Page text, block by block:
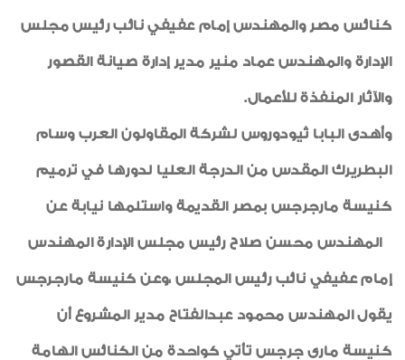
كنائس مصر والمهندس إمام عفيفي نائب رئيس مجلس
الإدارة والمهندس عماد منير مدير إدارة صيانة القصور
والآثار المنفذة للأعمال.
وأهدى البابا ثيودوروس لشركة المقاولون العرب وسام
البطريرك المقدس من الدرجة العليا لدورها في ترميم
كنيسة مارجرجس بمصر القديمة واستلمها نيابة عن
المهندس محسن صلاح رئيس مجلس الإدارة المهندس
إمام عفيفي نائب رئيس المجلس ،وعن كنيسة مارجرجس
يقول المهندس محمود عبدالفتاح مدير المشروع أن
كنيسة مارى جرجس تأتي كواحدة من الكنائس الهامة